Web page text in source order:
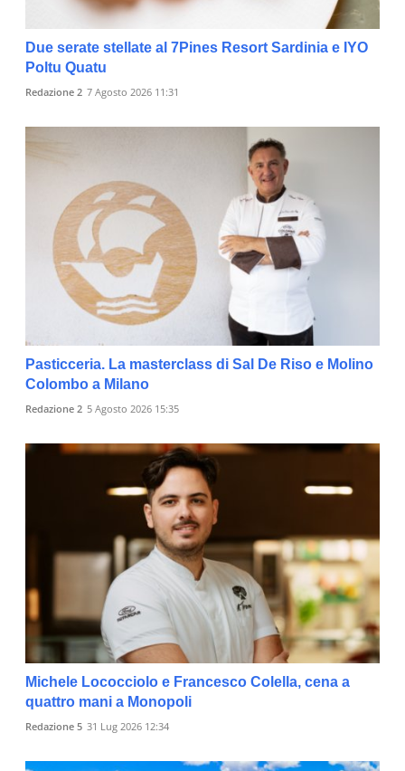
Due serate stellate al 7Pines Resort Sardinia e IYO
Poltu Quatu
Redazione 2 7 Agosto 2026 11:31
Pasticceria. La masterclass di Sal De Riso e Molino
Colombo a Milano
Redazione 2 5 Agosto 2026 15:35
Michele Lococciolo e Francesco Colella, cena a
quattro mani a Monopoli
Redazione 5 31 Lug 2026 12:34